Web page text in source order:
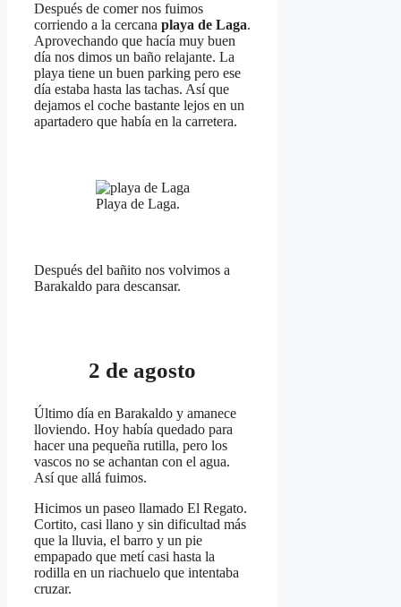
Después de comer nos fuimos
corriendo a la cercana playa de Laga.
Aprovechando que hacía muy buen
día nos dimos un baño relajante. La
playa tiene un buen parking pero ese
día estaba hasta las tachas. Así que
dejamos el coche bastante lejos en un
apartadero que había en la carretera.
Playa de Laga.
Después del bañito nos volvimos a
Barakaldo para descansar.
2 de agosto
Último día en Barakaldo y amanece
lloviendo. Hoy había quedado para
hacer una pequeña rutilla, pero los
vascos no se achantan con el agua.
Así que allá fuimos.
Hicimos un paseo llamado El Regato.
Cortito, casi llano y sin dificultad más
que la lluvia, el barro y un pie
empapado que metí casi hasta la
rodilla en un riachuelo que intentaba
cruzar.